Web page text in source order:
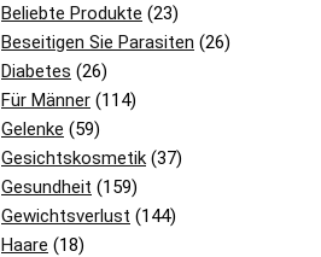
Beliebte Produkte (23)
Beseitigen Sie Parasiten (26)
Diabetes (26)
Für Männer (114)
Gelenke (59)
Gesichtskosmetik (37)
Gesundheit (159)
Gewichtsverlust (144)
Haare (18)